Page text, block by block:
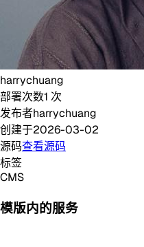
harrychuang
部署次数1 次
发布者harrychuang
创建于2026-03-02
源码查看源码
标签
CMS
模版内的服务